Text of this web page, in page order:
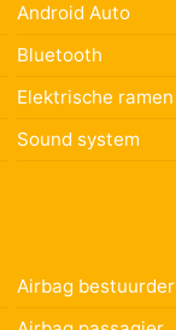
Android Auto
Bluetooth
Elektrische ramen
Sound system
Airbag bestuurder